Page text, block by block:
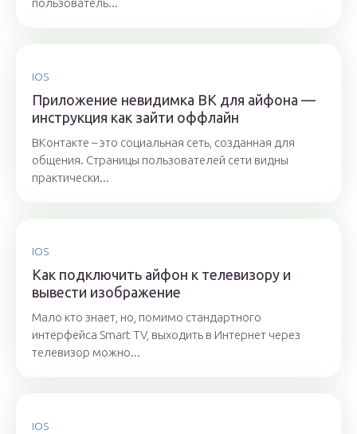
пользователь...
IOS
Приложение невидимка ВК для айфона —
инструкция как зайти оффлайн
ВКонтакте – это социальная сеть, созданная для
общения. Страницы пользователей сети видны
практически...
IOS
Как подключить айфон к телевизору и
вывести изображение
Мало кто знает, но, помимо стандартного
интерфейса Smart TV, выходить в Интернет через
телевизор можно...
IOS